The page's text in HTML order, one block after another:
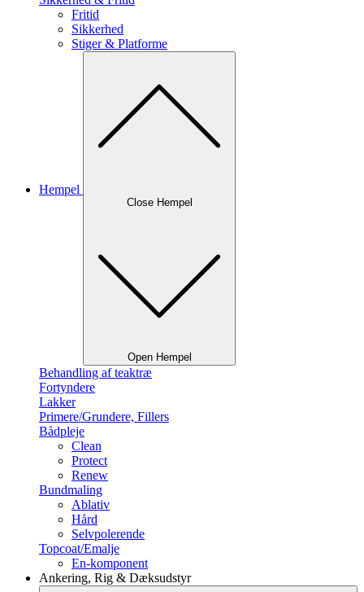
Fritid
Sikkerhed
Stiger & Platforme
Hempel
Close Hempel
Open Hempel
Behandling af teaktræ
Fortyndere
Lakker
Primere/Grundere, Fillers
Bådpleje
Clean
Protect
Renew
Bundmaling
Ablativ
Hård
Selvpolerende
Topcoat/Emalje
En-komponent
Ankering, Rig & Dæksudstyr